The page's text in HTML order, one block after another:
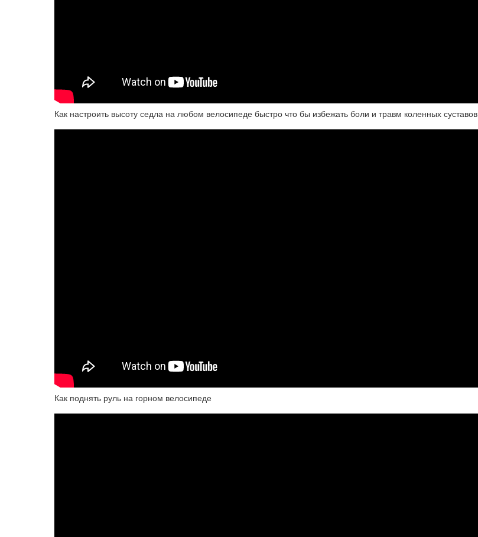
Как настроить высоту седла на любом велосипеде быстро что бы избежать боли и травм коленных суставов
Как поднять руль на горном велосипеде